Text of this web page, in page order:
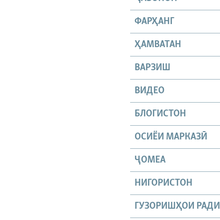
ФАРҲАНГ
ҲАМВАТАН
ВАРЗИШ
ВИДЕО
БЛОГИСТОН
ОСИЁИ МАРКАЗӢ
ҶОМEА
НИГОРИСТОН
ГУЗОРИШҲОИ